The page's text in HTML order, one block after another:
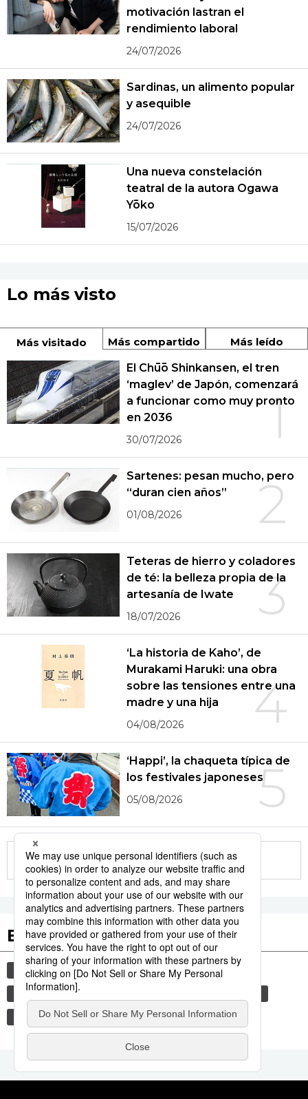
motivación lastran el
rendimiento laboral
24/07/2026
Sardinas, un alimento popular
y asequible
24/07/2026
Una nueva constelación
teatral de la autora Ogawa
Yōko
15/07/2026
Lo más visto
Más visitado Más compartido Más leído
1
El Chūō Shinkansen, el tren
‘maglev’ de Japón, comenzará
a funcionar como muy pronto
en 2036
30/07/2026
2
Sartenes: pesan mucho, pero
“duran cien años”
01/08/2026
3
Teteras de hierro y coladores
de té: la belleza propia de la
artesanía de Iwate
18/07/2026
4
‘La historia de Kaho’, de
Murakami Haruki: una obra
sobre las tensiones entre una
madre y una hija
04/08/2026
5
‘Happi’, la chaqueta típica de
los festivales japoneses
05/08/2026
More in this series
Etiquetas destacadas
cultura gastronomía comida
vida
gastronomía japonesa
tradiciones
alimentos costumbres